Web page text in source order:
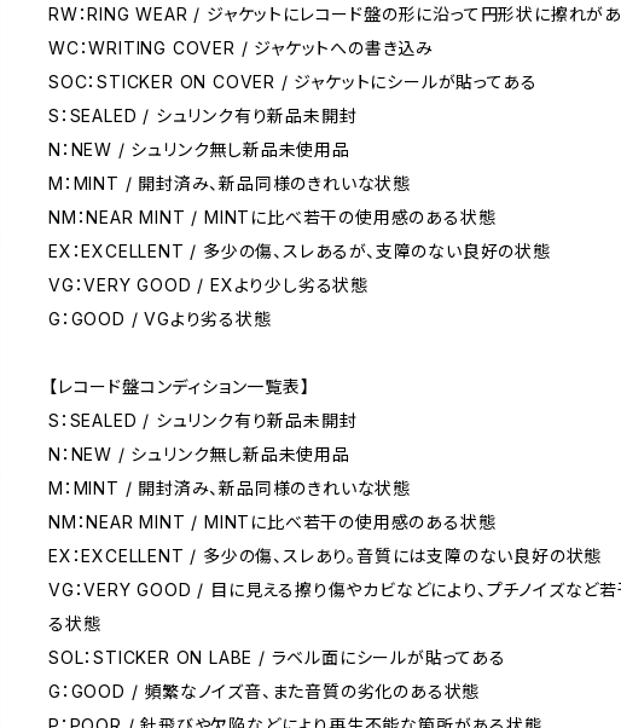
RW：RING WEAR / ジャケットにレコード盤の形に沿って円形状に擦れが
WC：WRITING COVER / ジャケットへの書き込み
SOC：STICKER ON COVER / ジャケットにシールが貼ってある
S：SEALED / シュリンク有り新品未開封
N：NEW / シュリンク無し新品未使用品
M：MINT / 開封済み、新品同様のきれいな状態
NM：NEAR MINT / MINTに比べ若干の使用感のある状態
EX：EXCELLENT / 多少の傷、スレあるが、支障のない良好の状態
VG：VERY GOOD / EXより少し劣る状態
G：GOOD / VGより劣る状態
【レコード盤コンディション一覧表】
S：SEALED / シュリンク有り新品未開封
N：NEW / シュリンク無し新品未使用品
M：MINT / 開封済み、新品同様のきれいな状態
NM：NEAR MINT / MINTに比べ若干の使用感のある状態
EX：EXCELLENT / 多少の傷、スレあり。音質には支障のない良好の状態
VG：VERY GOOD / 目に見える擦り傷やカビなどにより、プチノイズなど
る状態
SOL：STICKER ON LABE / ラベル面にシールが貼ってある
G：GOOD / 頻繁なノイズ音、また音質の劣化のある状態